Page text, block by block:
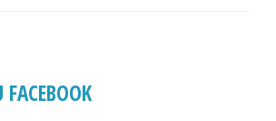
FACEBOOK